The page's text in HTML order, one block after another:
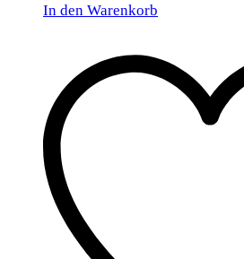
In den Warenkorb